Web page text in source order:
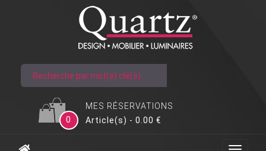
MES RÉSERVATIONS
0
Article(s) - 0.00 €